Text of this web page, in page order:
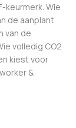
keurmerk. Wie
de aanplant
van de
volledig CO2
kiest voor
&